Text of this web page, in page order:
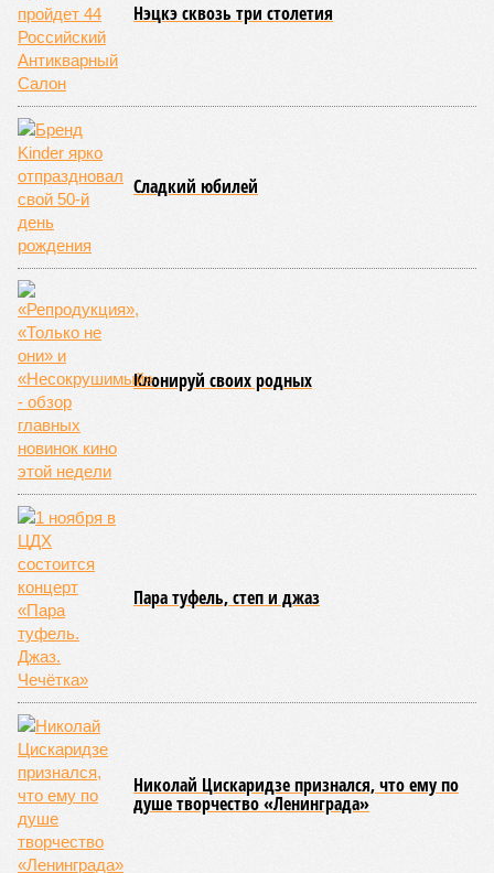
Нэцкэ сквозь три столетия
Сладкий юбилей
Клонируй своих родных
Пара туфель, степ и джаз
Николай Цискаридзе признался, что ему по
душе творчество «Ленинграда»